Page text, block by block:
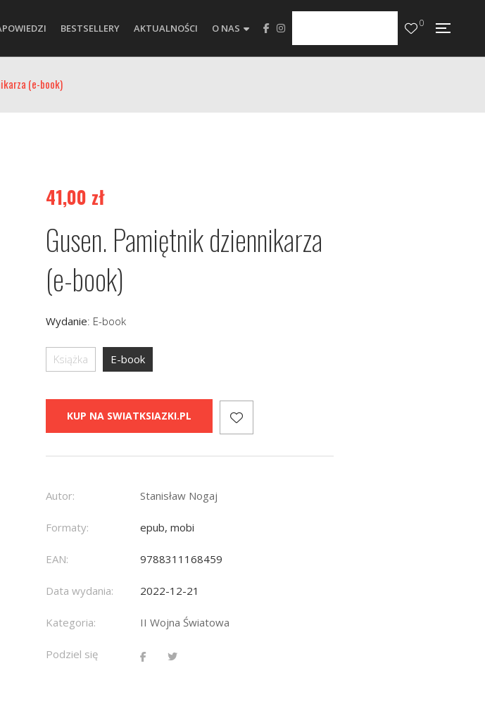
BESTSELLERY AKTUALNOŚCI O NAS 0
(e-book)
41,00 zł
Gusen. Pamiętnik dziennikarza
(e-book)
Wydanie: E-book
Książka E-book
KUP NA SWIATKSIAZKI.PL
Autor: Stanisław Nogaj
Formaty: epub, mobi
EAN: 9788311168459
Data wydania: 2022-12-21
Kategoria: II Wojna Światowa
Podziel się